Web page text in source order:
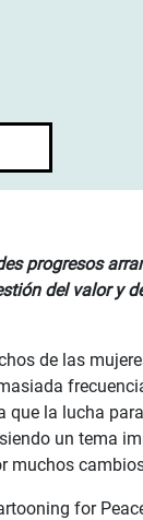
progresos
del valor y
de las
que la lucha
un tema
muchos
for